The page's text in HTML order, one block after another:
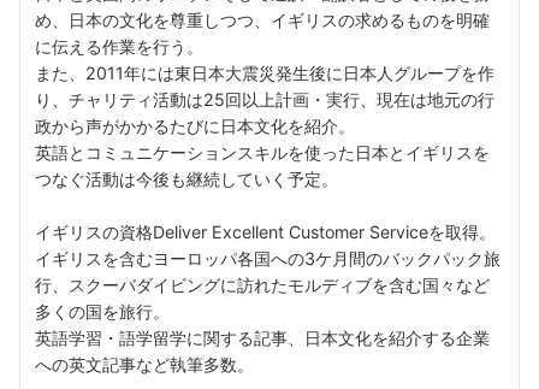
め、日本の文化を尊重しつつ、イギリスの求めるものを明確
に伝える作業を行う。
また、2011年には東日本大震災発生後に日本人グループを作
り、チャリティ活動は25回以上計画・実行、現在は地元の行
政から声がかかるたびに日本文化を紹介。
英語とコミュニケーションスキルを使った日本とイギリスを
つなぐ活動は今後も継続していく予定。
イギリスの資格Deliver Excellent Customer Serviceを取得。
イギリスを含むヨーロッパ各国への3ケ月間のバックパック旅
行、スクーバダイビングに訪れたモルディブを含む国々など
多くの国を旅行。
英語学習・語学留学に関する記事、日本文化を紹介する企業
への英文記事など執筆多数。